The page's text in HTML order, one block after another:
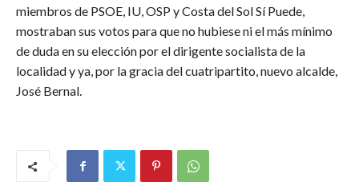
miembros de PSOE, IU, OSP y Costa del Sol Sí Puede,
mostraban sus votos para que no hubiese ni el más mínimo
de duda en su elección por el dirigente socialista de la
localidad y ya, por la gracia del cuatripartito, nuevo alcalde,
José Bernal.